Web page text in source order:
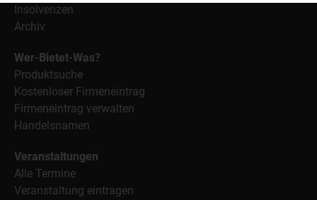
Insolvenzen
Archiv
Wer-Bietet-Was?
Produktsuche
Kostenloser Firmeneintrag
Firmeneintrag verwalten
Handelsnamen
Veranstaltungen
Alle Termine
Veranstaltung eintragen